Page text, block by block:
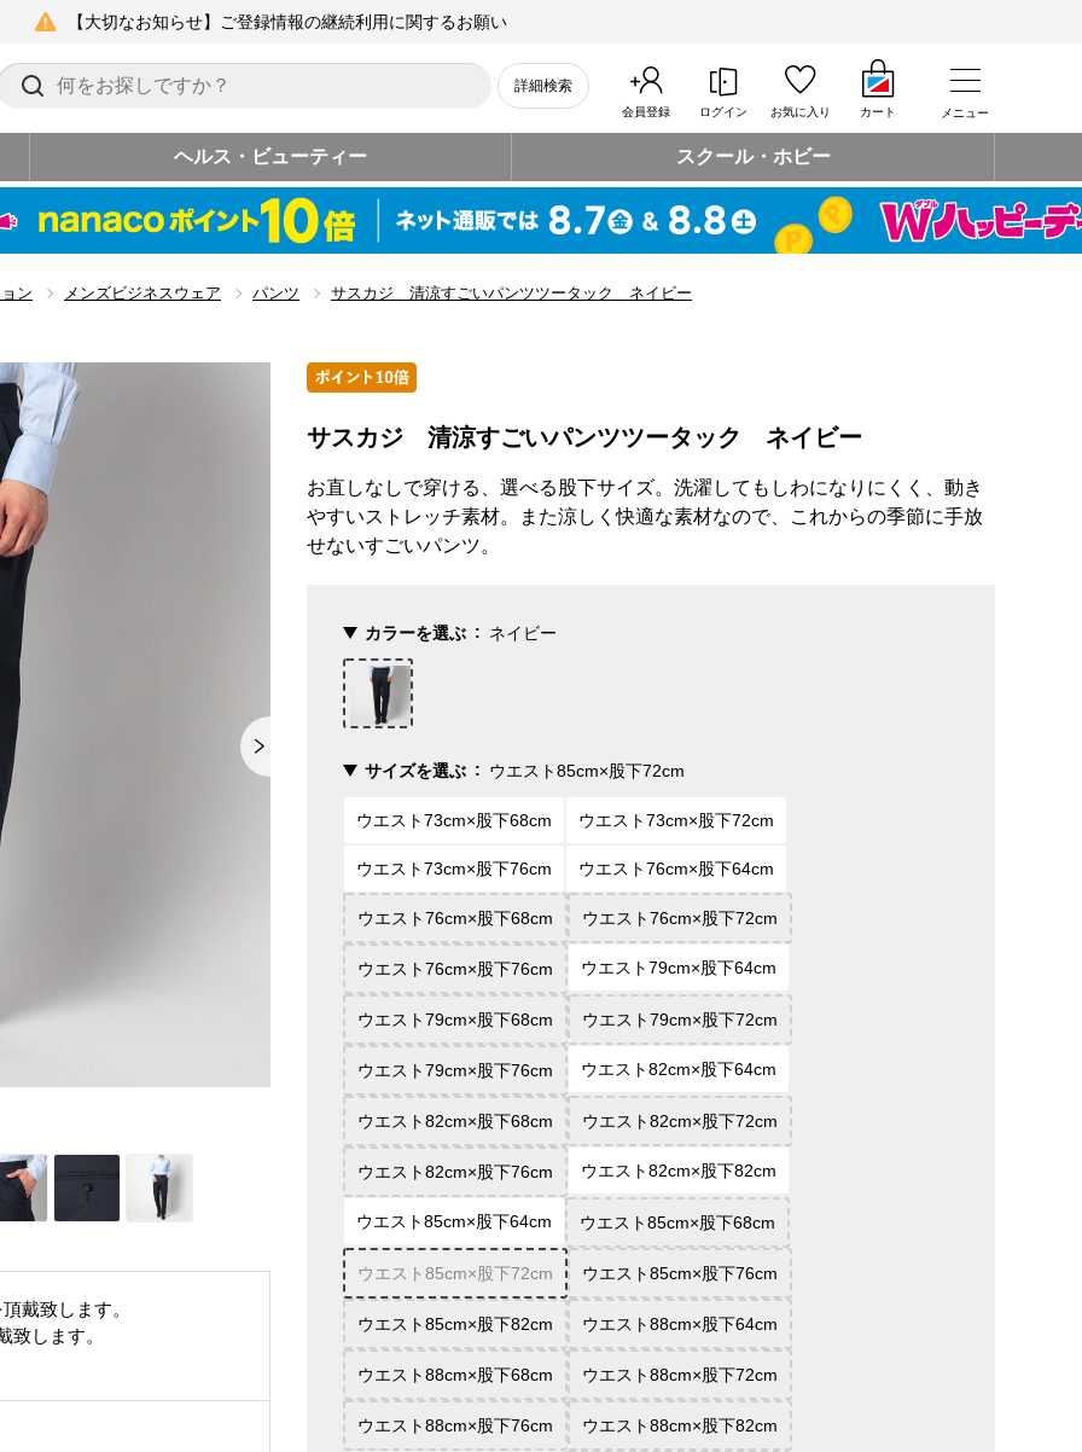
【大切なお知らせ】ご登録情報の継続利用に関するお願い
詳細検索
会員登録 ログイン お気に入り カート メニュー
ヘルス・ビューティー スクール・ホビー
ン メンズビジネスウェア パンツ サスカジ 清涼すごいパンツツータック ネイビー
戴致します。
致します。
サスカジ 清涼すごいパンツツータック ネイビー
お直しなしで穿ける、選べる股下サイズ。洗濯してもしわになりにくく、動き
やすいストレッチ素材。また涼しく快適な素材なので、これからの季節に手放
せないすごいパンツ。
カラーを選ぶ ネイビー
サイズを選ぶ ウエスト85cm×股下72cm
ウエスト73cm×股下68cm ウエスト73cm×股下72cm
ウエスト73cm×股下76cm ウエスト76cm×股下64cm
ウエスト76cm×股下68cm ウエスト76cm×股下72cm
ウエスト76cm×股下76cm ウエスト79cm×股下64cm
ウエスト79cm×股下68cm ウエスト79cm×股下72cm
ウエスト79cm×股下76cm ウエスト82cm×股下64cm
ウエスト82cm×股下68cm ウエスト82cm×股下72cm
ウエスト82cm×股下76cm ウエスト82cm×股下82cm
ウエスト85cm×股下64cm ウエスト85cm×股下68cm
ウエスト85cm×股下72cm ウエスト85cm×股下76cm
ウエスト85cm×股下82cm ウエスト88cm×股下64cm
ウエスト88cm×股下68cm ウエスト88cm×股下72cm
ウエスト88cm×股下76cm ウエスト88cm×股下82cm